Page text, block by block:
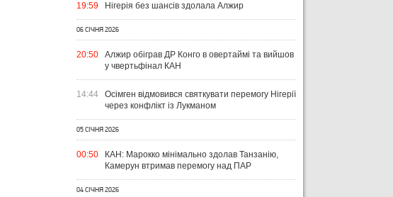
19:59 Нігерія без шансів здолала Алжир
06 СІЧНЯ 2026
20:50
Алжир обіграв ДР Конго в овертаймі та вийшов
у чвертьфінал КАН
14:44
Осімген відмовився святкувати перемогу Нігерії
через конфлікт із Лукманом
05 СІЧНЯ 2026
00:50
КАН: Марокко мінімально здолав Танзанію,
Камерун втримав перемогу над ПАР
04 СІЧНЯ 2026